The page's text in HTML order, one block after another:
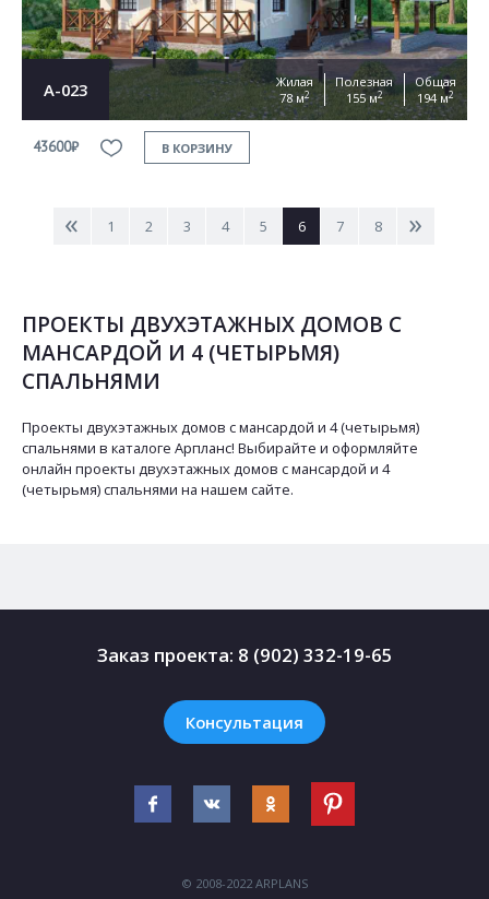
А-023
Жилая
78 м2
Полезная
155 м2
Общая
194 м2
43600₽ В КОРЗИНУ
< 1 2 3 4 5 6 7 8 >
ПРОЕКТЫ ДВУХЭТАЖНЫХ ДОМОВ С
МАНСАРДОЙ И 4 (ЧЕТЫРЬМЯ)
СПАЛЬНЯМИ
Проекты двухэтажных домов с мансардой и 4 (четырьмя)
спальнями в каталоге Арпланс! Выбирайте и оформляйте
онлайн проекты двухэтажных домов с мансардой и 4
(четырьмя) спальнями на нашем сайте.
Заказ проекта: 8 (902) 332-19-65
Консультация
© 2008-2022 ARPLANS